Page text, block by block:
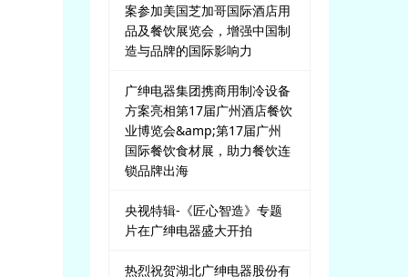
案参加美国芝加哥国际酒店用
品及餐饮展览会，增强中国制
造与品牌的国际影响力
广绅电器集团携商用制冷设备
方案亮相第17届广州酒店餐饮
业博览会&amp;第17届广州
国际餐饮食材展，助力餐饮连
锁品牌出海
央视特辑-《匠心智造》专题
片在广绅电器盛大开拍
热烈祝贺湖北广绅电器股份有